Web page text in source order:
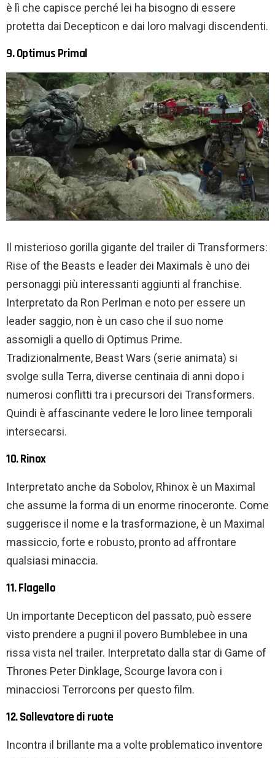
è lì che capisce perché lei ha bisogno di essere
protetta dai Decepticon e dai loro malvagi discendenti.
9. Optimus Primal
Il misterioso gorilla gigante del trailer di Transformers:
Rise of the Beasts e leader dei Maximals è uno dei
personaggi più interessanti aggiunti al franchise.
Interpretato da Ron Perlman e noto per essere un
leader saggio, non è un caso che il suo nome
assomigli a quello di Optimus Prime.
Tradizionalmente, Beast Wars (serie animata) si
svolge sulla Terra, diverse centinaia di anni dopo i
numerosi conflitti tra i precursori dei Transformers.
Quindi è affascinante vedere le loro linee temporali
intersecarsi.
10. Rinox
Interpretato anche da Sobolov, Rhinox è un Maximal
che assume la forma di un enorme rinoceronte. Come
suggerisce il nome e la trasformazione, è un Maximal
massiccio, forte e robusto, pronto ad affrontare
qualsiasi minaccia.
11. Flagello
Un importante Decepticon del passato, può essere
visto prendere a pugni il povero Bumblebee in una
rissa vista nel trailer. Interpretato dalla star di Game of
Thrones Peter Dinklage, Scourge lavora con i
minacciosi Terrorcons per questo film.
12. Sollevatore di ruote
Incontra il brillante ma a volte problematico inventore